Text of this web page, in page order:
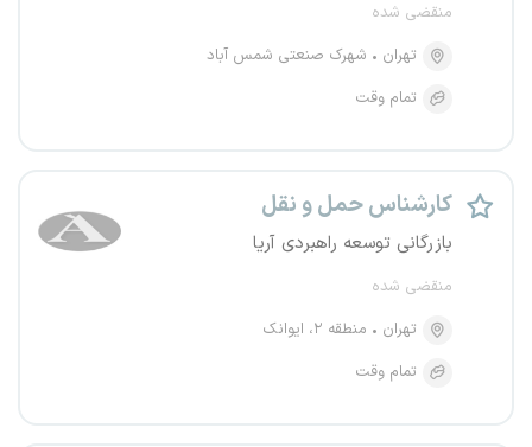
منقضی شده
تهران
شهرک صنعتی شمس آباد
تمام وقت
کارشناس حمل و نقل
بازرگانی توسعه راهبردی آریا
منقضی شده
تهران
منطقه ۲، ایوانک
تمام وقت